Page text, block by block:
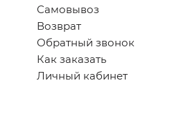
Самовывоз
Возврат
Обратный звонок
Как заказать
Личный кабинет